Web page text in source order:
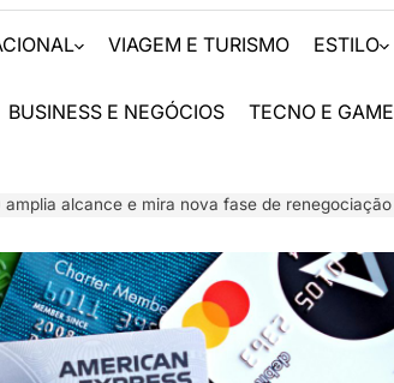
VIAGEM E TURISMO ESTILO
BUSINESS E NEGÓCIOS TECNO E GAME
alcance e mira nova fase de renegociação de dívidas